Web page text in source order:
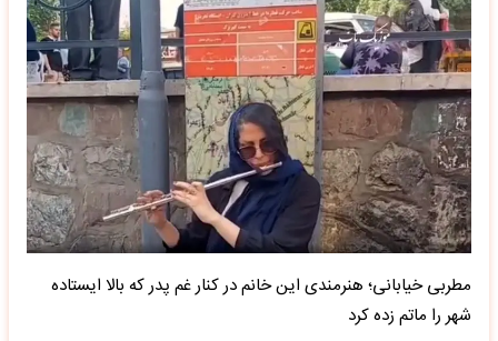
مطربی خیابانی؛ هنرمندی این خانم در کنار غم پدر که بالا ایستاده
شهر را ماتم زده کرد